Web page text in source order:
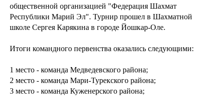
общественной организацией "Федерация Шахмат
Республики Марий Эл". Турнир прошел в Шахматной
школе Сергея Карякина в городе Йошкар-Оле.
Итоги командного первенства оказались следующими:
1 место - команда Медведевского района;
2 место - команда Мари-Турекского района;
3 место - команда Куженерского района;